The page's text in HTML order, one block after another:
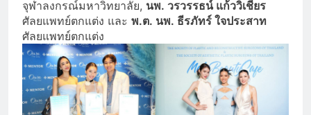
จุฬาลงกรณ์มหาวิทยาลัย, นพ. วรวรรธน์ แก้ววิเชียร
ศัลยแพทย์ตกแต่ง และ พ.ต. นพ. ธีรภัทร์ ใจประสาท
ศัลยแพทย์ตกแต่ง